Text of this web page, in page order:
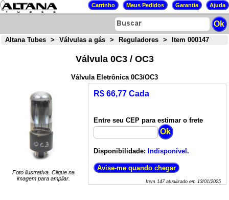
Altana Tubes > Válvulas a gás > Reguladores > Item 000147
Válvula 0C3 / OC3
Válvula Eletrônica 0C3/OC3
Foto ilustrativa. Clique na
imagem para ampliar.
R$ 66,77 Cada
Entre seu CEP para estimar o frete
Disponibilidade: Indisponível.
Item 147atualizado em 13/01/2025